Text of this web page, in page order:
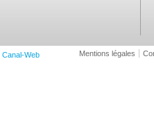
Canal-Web Mentions légales